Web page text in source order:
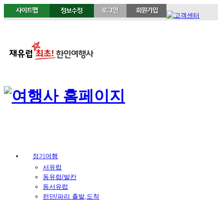
정기여행
서유럽
동유럽/발칸
동서유럽
런던/파리 출발,도착